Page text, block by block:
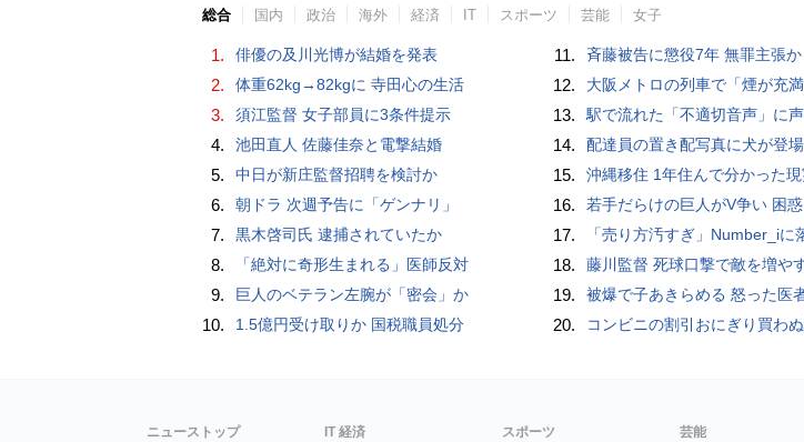
総合 国内 政治 海外 経済 IT スポーツ 芸能 女子
1. 俳優の及川光博が結婚を発表
2. 体重62kg→82kgに 寺田心の生活
3. 須江監督 女子部員に3条件提示
4. 池田直人 佐藤佳奈と電撃結婚
5. 中日が新庄監督招聘を検討か
6. 朝ドラ 次週予告に「ゲンナリ」
7. 黒木啓司氏 逮捕されていたか
8. 「絶対に奇形生まれる」医師反対
9. 巨人のベテラン左腕が「密会」か
10. 1.5億円受け取りか 国税職員処分
11. 斉藤被告に懲役7年 無罪主張か
12. 大阪メトロの列車で「煙が充満
13. 駅で流れた「不適切音声」に
14. 配達員の置き配写真に犬が登場
15. 沖縄移住 1年住んで分かった
16. 若手だらけの巨人がV争い 困惑
17. 「売り方汚すぎ」Number_iに
18. 藤川監督 死球口撃で敵を増や
19. 被爆で子あきらめる 怒った医
20. コンビニの割引おにぎり買わ
ニューストップ IT 経済 スポーツ 芸能